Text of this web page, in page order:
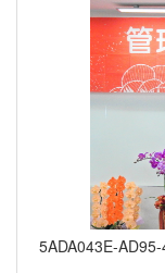
5ADA043E-